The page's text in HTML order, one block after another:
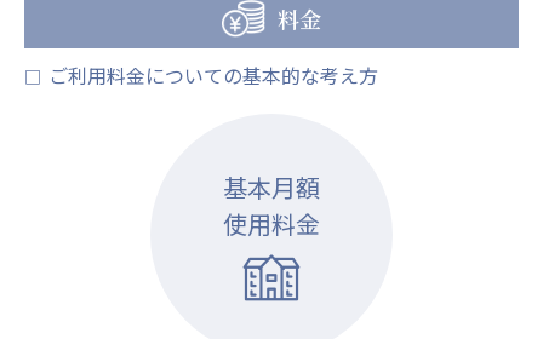
医療法人社団 美翔会
聖心美容クリニック
フォレストデンタルクリニック
料金
□ ご利用料金についての基本的な考え方
基本月額
使用料金